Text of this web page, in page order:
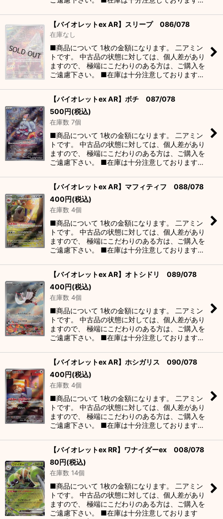
【バイオレットex AR】スリープ 086/078
在庫なし
■商品について 1枚の金額になります。 二アミン
トです。 中古品の状態に対しては、個人差があり
ますので、 極端にこだわりのある方は、ご購入を
ご遠慮下さい。 ■在庫は十分注意しております…
【バイオレットex AR】ボチ 087/078
500円(税込)
在庫数 7個
■商品について 1枚の金額になります。 二アミン
トです。 中古品の状態に対しては、個人差があり
ますので、 極端にこだわりのある方は、ご購入を
ご遠慮下さい。 ■在庫は十分注意しております…
【バイオレットex AR】マフィティフ 088/078
400円(税込)
在庫数 4個
■商品について 1枚の金額になります。 二アミン
トです。 中古品の状態に対しては、個人差があり
ますので、 極端にこだわりのある方は、ご購入を
ご遠慮下さい。 ■在庫は十分注意しております…
【バイオレットex AR】オトシドリ 089/078
400円(税込)
在庫数 4個
■商品について 1枚の金額になります。 二アミン
トです。 中古品の状態に対しては、個人差があり
ますので、 極端にこだわりのある方は、ご購入を
ご遠慮下さい。 ■在庫は十分注意しております…
【バイオレットex AR】ホシガリス 090/078
400円(税込)
在庫数 4個
■商品について 1枚の金額になります。 二アミン
トです。 中古品の状態に対しては、個人差があり
ますので、 極端にこだわりのある方は、ご購入を
ご遠慮下さい。 ■在庫は十分注意しております…
【バイオレットex RR】ワナイダーex 008/078
80円(税込)
在庫数 14個
■商品について 1枚の金額になります。 二アミン
トです。 中古品の状態に対しては、個人差があり
ますので、 極端にこだわりのある方は、ご購入を
ご遠慮下さい。 ■在庫は十分注意しております